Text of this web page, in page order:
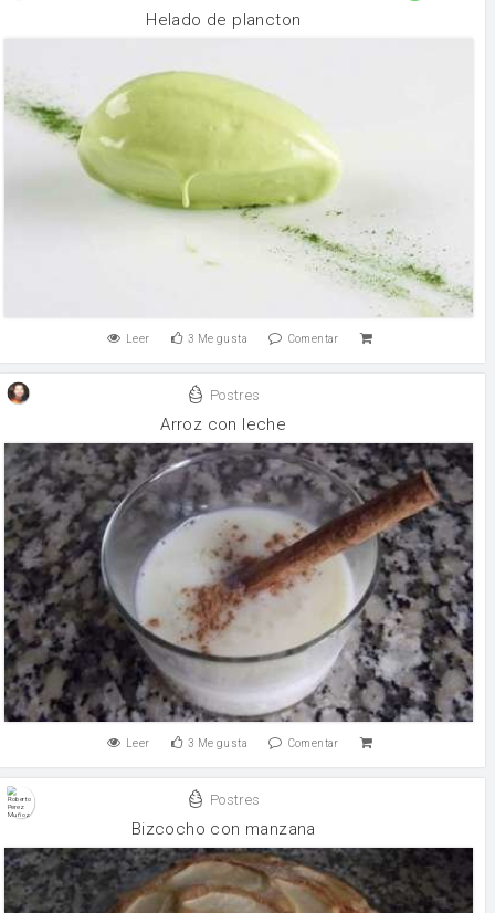
Helado de plancton
Leer 3 Me gusta Comentar
Postres
Arroz con leche
Leer 3 Me gusta Comentar
Postres
Bizcocho con manzana